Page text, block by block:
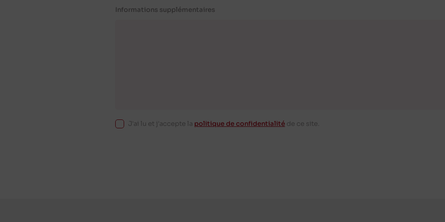
Informations supplémentaires
J'ai lu et j'accepte la politique de confidentialité de ce site.